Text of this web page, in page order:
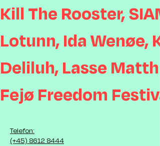
Kill The Rooster,
Lotunn, Ida Wenøe,
Deliluh, Lasse
Fejø Freedom
Telefon:
(+45) 8612 8444